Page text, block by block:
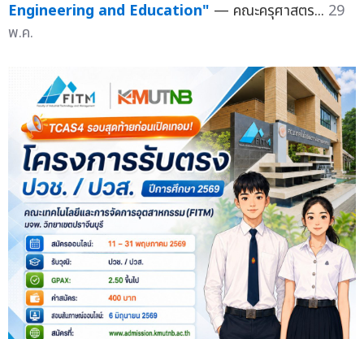
Engineering and Education" — คณะครุศาสตร... 29
พ.ค.